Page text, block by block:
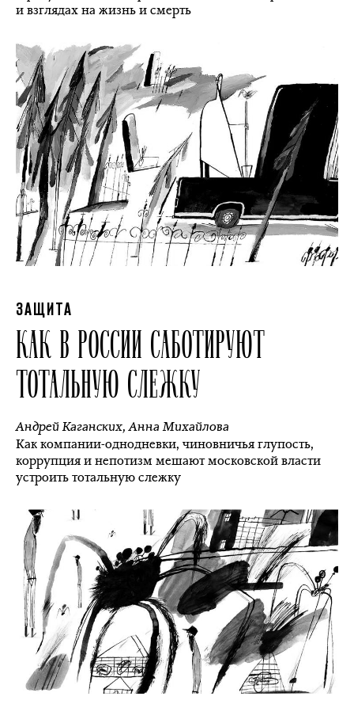
и взглядах на жизнь и смерть
ЗАЩИТА
КАК В РОССИИ САБОТИРУЮТ
ТОТАЛЬНУЮ СЛЕЖКУ
Андрей Каганских,Анна Михайлова
Как компании-однодневки, чиновничья глупость,
коррупция и непотизм мешают московской власти
устроить тотальную слежку